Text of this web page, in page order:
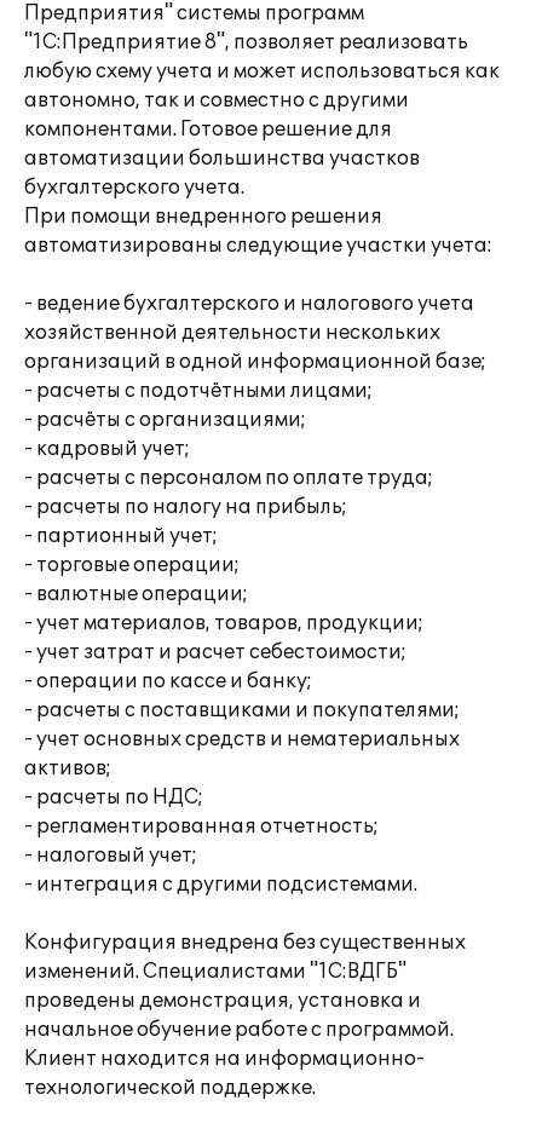
Предприятия" системы программ
"1С:Предприятие 8", позволяет реализовать
любую схему учета и может использоваться как
автономно, так и совместно с другими
компонентами. Готовое решение для
автоматизации большинства участков
бухгалтерского учета.
При помощи внедренного решения
автоматизированы следующие участки учета:
- ведение бухгалтерского и налогового учета
хозяйственной деятельности нескольких
организаций в одной информационной базе;
- расчеты с подотчётными лицами;
- расчёты с организациями;
- кадровый учет;
- расчеты с персоналом по оплате труда;
- расчеты по налогу на прибыль;
- партионный учет;
- торговые операции;
- валютные операции;
- учет материалов, товаров, продукции;
- учет затрат и расчет себестоимости;
- операции по кассе и банку;
- расчеты с поставщиками и покупателями;
- учет основных средств и нематериальных
активов;
- расчеты по НДС;
- регламентированная отчетность;
- налоговый учет;
- интеграция с другими подсистемами.
Конфигурация внедрена без существенных
изменений. Специалистами "1С:ВДГБ"
проведены демонстрация, установка и
начальное обучение работе с программой.
Клиент находится на информационно-
технологической поддержке.